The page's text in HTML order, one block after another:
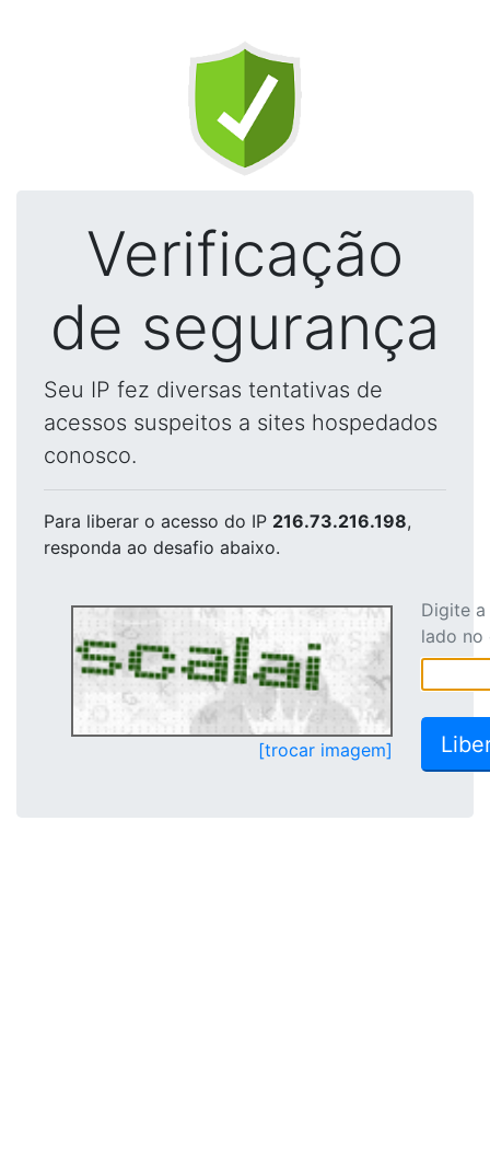
Verificação
de segurança
Seu IP fez diversas tentativas de
acessos suspeitos a sites hospedados
conosco.
Para liberar o acesso do IP 216.73.216.198,
responda ao desafio abaixo.
[trocar imagem]
Digite
lado no